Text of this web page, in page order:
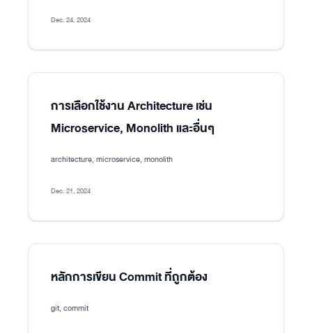
Dec. 24, 2024
การเลือกใช้งาน Architecture เช่น
Microservice, Monolith และอื่นๆ
architecture, microservice, monolith
Dec. 21, 2024
หลักการเขียน Commit ที่ถูกต้อง
git, commit